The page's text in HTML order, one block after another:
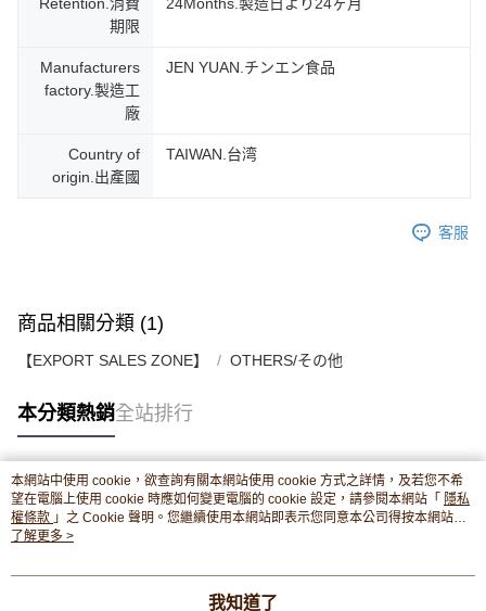
期限
Manufacturers
factory.製造工
廠
JEN YUAN.チンエン食品
Country of
origin.出產國
TAIWAN.台湾
客服
商品相關分類 (1)
【EXPORT SALES ZONE】 OTHERS/その他
本分類熱銷全站排行
熱門標籤
本網站中使用 cookie，欲查詢有關本網站使用 cookie 方式之詳情，及若您不希
望在電腦上使用 cookie 時應如何變更電腦的 cookie 設定，請參閱本網站「 隱私
權條款 」之 Cookie 聲明。您繼續使用本網站即表示您同意本公司得按本網站使
用條款之 Cookie 聲明使用 cookie。
了解更多 >
我知道了